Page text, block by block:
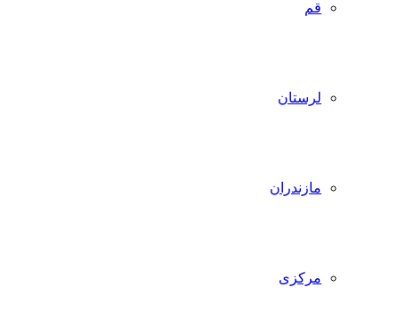
قم
لرستان
مازندران
مرکزی